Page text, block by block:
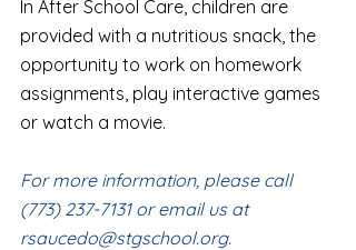
In After School Care, children are
provided with a nutritious snack, the
opportunity to work on homework
assignments, play interactive games
or watch a movie.
For more information, please call
(773) 237-7131or email us at
rsaucedo@stgschool.org.